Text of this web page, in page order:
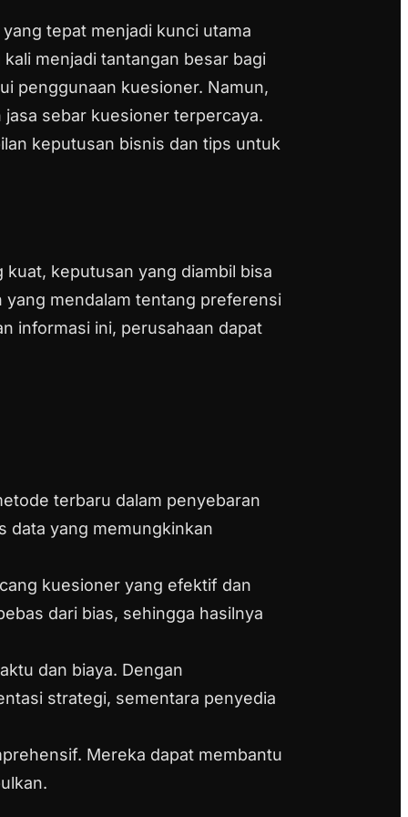
tepat menjadi kunci utama
menjadi tantangan besar bagi
penggunaan kuesioner. Namun,
sebar kuesioner terpercaya.
keputusan bisnis dan tips untuk
kuat, keputusan yang diambil bisa
yang mendalam tentang preferensi
informasi ini, perusahaan dapat
terbaru dalam penyebaran
data yang memungkinkan
kuesioner yang efektif dan
dari bias, sehingga hasilnya
dan biaya. Dengan
strategi, sementara penyedia
Mereka dapat membantu